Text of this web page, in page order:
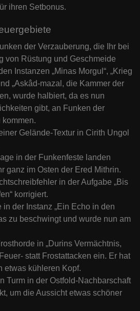
ihren Setbonus.
der Verzauberung, die Ihr bei
von Rüstung und Geschmeide
Instanzen „Minas Morgul“, „Krieg
„Askâd-mazal, die Kammer der
wurde halbiert, da es nun
gibt, an Funken der
kommen.
Gelände-Textur in Cirith Ungol
in der Funkenfeste landen
ganz im Osten der Ered Mithrin.
in der Aufgabe „Bis
korrigiert.
in der Instanz „Ein Echo in den
zu beschwingt und wurde nun am
in „Durins Vermächtnis,
statt Frostattacken ein. Er hat
etwas kühleren Kopf.
Turm in der Ostfold-Nachbarschaft
um die Aussicht etwas schöner